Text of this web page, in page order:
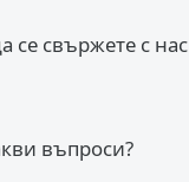
се свържете с нас
въпроси?